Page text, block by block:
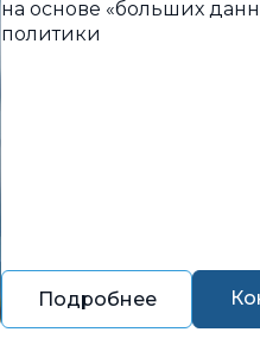
на основе «больших
политики
Подробнее